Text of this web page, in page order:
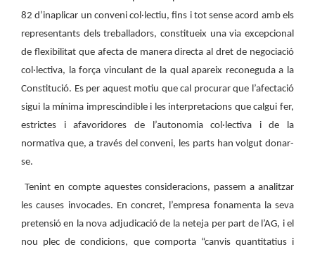
82 d’inaplicar un conveni col·lectiu, fins i tot sense acord amb els
representants dels treballadors, constitueix una via excepcional
de flexibilitat que afecta de manera directa al dret de negociació
col·lectiva, la força vinculant de la qual apareix reconeguda a la
Constitució. Es per aquest motiu que cal procurar que l’afectació
sigui la mínima imprescindible i les interpretacions que calgui fer,
estrictes i afavoridores de l’autonomia col·lectiva i de la
normativa que, a través del conveni, les parts han volgut donar-
se.
Tenint en compte aquestes consideracions, passem a analitzar
les causes invocades. En concret, l’empresa fonamenta la seva
pretensió en la nova adjudicació de la neteja per part de l’AG, i el
nou plec de condicions, que comporta “canvis quantitatius i